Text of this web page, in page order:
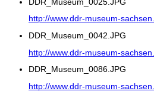
DDR_Museum_0025.JPG
http://www.ddr-museum-
DDR_Museum_0042.JPG
http://www.ddr-museum-
DDR_Museum_0086.JPG
http://www.ddr-museum-